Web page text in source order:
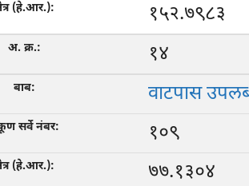
१५२.७९८३
१४
वाटपास
१०९
७७.१३०४